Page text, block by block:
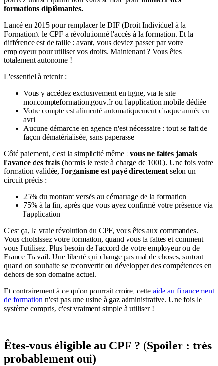
formations diplômantes.
Lancé en 2015 pour remplacer le DIF (Droit Individuel à la
Formation), le CPF a révolutionné l'accès à la formation. Et la
différence est de taille : avant, vous deviez passer par votre
employeur pour utiliser vos droits. Maintenant ? Vous êtes
totalement autonome !
L'essentiel à retenir :
Vous y accédez exclusivement en ligne, via le site
moncompteformation.gouv.fr ou l'application mobile dédiée
Votre compte est alimenté automatiquement chaque année en
avril
Aucune démarche en agence n'est nécessaire : tout se fait de
façon dématérialisée, sans paperasse
Côté paiement, c'est la simplicité même : vous ne faites jamais
l'avance des frais (hormis le reste à charge de 100€). Une fois votre
formation validée, l'organisme est payé directement selon un
circuit précis :
25% du montant versés au démarrage de la formation
75% à la fin, après que vous ayez confirmé votre présence via
l'application
C'est ça, la vraie révolution du CPF, vous êtes aux commandes.
Vous choisissez votre formation, quand vous la faites et comment
vous l'utilisez. Plus besoin de l'accord de votre employeur ou de
France Travail. Une liberté qui change pas mal de choses, surtout
quand on souhaite se reconvertir ou développer des compétences en
dehors de son domaine actuel.
Et contrairement à ce qu'on pourrait croire, cette aide au financement
de formation n'est pas une usine à gaz administrative. Une fois le
système compris, c'est vraiment simple à utiliser !
Êtes-vous éligible au CPF ? (Spoiler : très
probablement oui)